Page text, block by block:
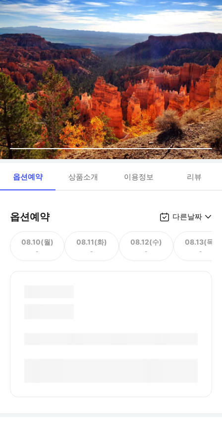
옵션예약 상품소개 이용정보 리뷰
옵션예약 다른날짜
08.10(월)
-
08.11(화)
-
08.12(수)
-
08.13(목)
-